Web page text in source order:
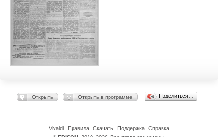
Открыть Открыть в программе Поделиться…
Vivaldi Правила Скачать Поддержка Справка